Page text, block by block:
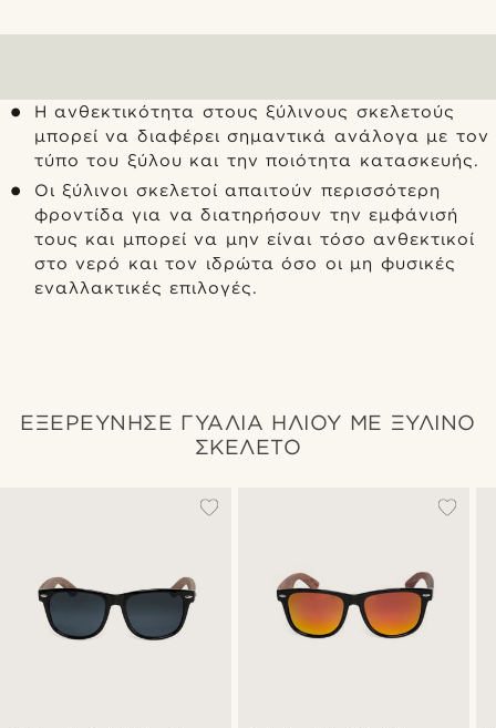
Η ανθεκτικότητα στους ξύλινους σκελετούς
μπορεί να διαφέρει σημαντικά ανάλογα με τον
τύπο του ξύλου και την ποιότητα κατασκευής.
Οι ξύλινοι σκελετοί απαιτούν περισσότερη
φροντίδα για να διατηρήσουν την εμφάνισή
τους και μπορεί να μην είναι τόσο ανθεκτικοί
στο νερό και τον ιδρώτα όσο οι μη φυσικές
εναλλακτικές επιλογές.
ΕΞΕΡΕΥΝΗΣΕ ΓΥΑΛΙΑ ΗΛΙΟΥ ΜΕ ΞΥΛΙΝΟ
ΣΚΕΛΕΤΟ